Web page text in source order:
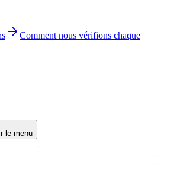
Comment nous vérifions chaque
le menu